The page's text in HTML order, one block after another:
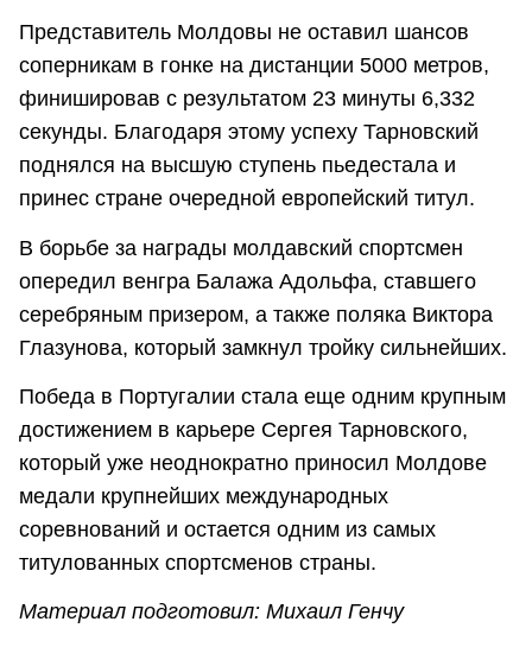
Представитель Молдовы не оставил шансов
соперникам в гонке на дистанции 5000 метров,
финишировав с результатом 23 минуты 6,332
секунды. Благодаря этому успеху Тарновский
поднялся на высшую ступень пьедестала и
принес стране очередной европейский титул.
В борьбе за награды молдавский спортсмен
опередил венгра Балажа Адольфа, ставшего
серебряным призером, а также поляка Виктора
Глазунова, который замкнул тройку сильнейших.
Победа в Португалии стала еще одним крупным
достижением в карьере Сергея Тарновского,
который уже неоднократно приносил Молдове
медали крупнейших международных
соревнований и остается одним из самых
титулованных спортсменов страны.
Материал подготовил: Михаил Генчу